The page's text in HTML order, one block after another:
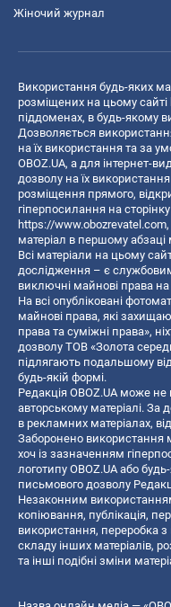
Жіночий журнал
Використання будь-яких
розміщених на цьому сайті
піддоменах, в будь-якому
Дозволяється
на їх використання та за
OBOZ.UA, а для інтернет-
дозволу на їх
розміщення прямого,
гіперпосилання на
https://www.obozrevatel.com
матеріал в першому абзаці
Всі матеріали на цьому
дослідження – є
виключні майнові права
На всі опубліковані
майнові права, які
права та суміжні права»,
дозволу ТОВ «Золота
підлягають подальшому
будь-якій формі.
Редакція OBOZ.UA може не
авторському матеріалі. За
в рекламних матеріалах,
Заборонено використання
хоч із зазначенням
логотипу OBOZ.UA або
письмового дозволу
Незаконним
копiювання, публiкацiя,
використання, переробка
складу інших матеріалів,
та інші подібні зміни